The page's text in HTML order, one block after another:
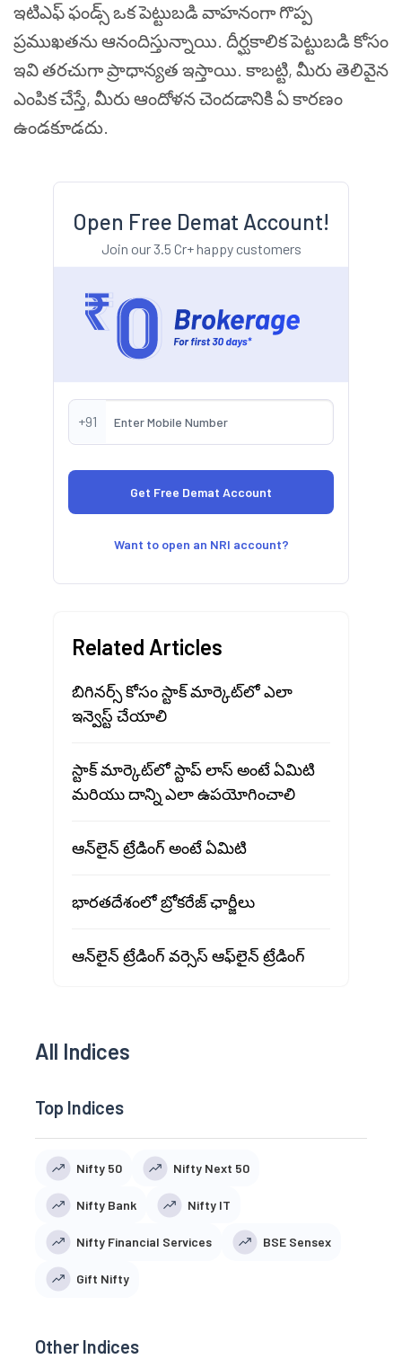
ఇటిఎఫ్ ఫండ్స్ ఒక పెట్టుబడి వాహనంగా గొప్ప
ప్రముఖతను ఆనందిస్తున్నాయి. దీర్ఘకాలిక పెట్టుబడి కోసం
ఇవి తరచుగా ప్రాధాన్యత ఇస్తాయి. కాబట్టి, మీరు తెలివైన
ఎంపిక చేస్తే, మీరు ఆందోళన చెందడానికి ఏ కారణం
ఉండకూడదు.
Open Free Demat Account!
Join our 3.5 Cr+ happy customers
+91
Want to open an NRI account?
Related Articles
బిగినర్స్ కోసం స్టాక్ మార్కెట్‍లో ఎలా
ఇన్వెస్ట్ చేయాలి
స్టాక్ మార్కెట్‍లో స్టాప్ లాస్ అంటే ఏమిటి
మరియు దాన్ని ఎలా ఉపయోగించాలి
ఆన్‌లైన్ ట్రేడింగ్ అంటే ఏమిటి
భారతదేశంలో బ్రోకరేజ్ ఛార్జీలు
ఆన్‌లైన్ ట్రేడింగ్ వర్సెస్ ఆఫ్‌లైన్ ట్రేడింగ్
All Indices
Top Indices
Nifty 50 Nifty Next 50
Nifty Bank Nifty IT
Nifty Financial Services BSE Sensex
Gift Nifty
Other Indices